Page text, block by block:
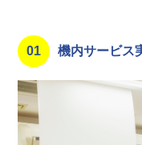
01 機内サービス